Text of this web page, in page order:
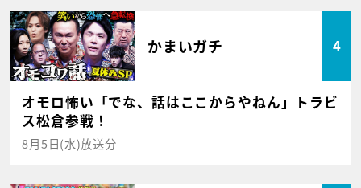
かまいガチ 4
オモロ怖い「でな、話はここからやねん」トラビ
ス松倉参戦！
8月5日(水)放送分